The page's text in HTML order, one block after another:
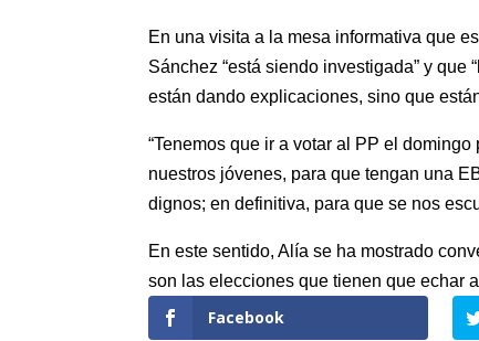
En una visita a la mesa informativa que
Sánchez “está siendo investigada” y
están dando explicaciones, sino que
“Tenemos que ir a votar al PP el
nuestros jóvenes, para que tengan una
dignos; en definitiva, para que se nos
En este sentido, Alía se ha mostrado
son las elecciones que tienen que echar
Facebook